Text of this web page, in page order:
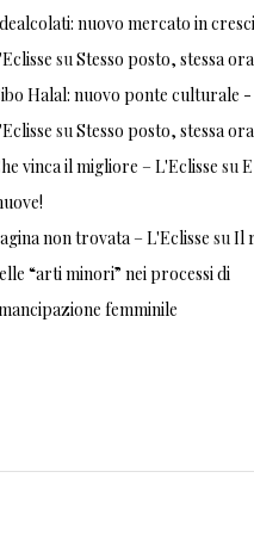
nuovo mercato in
suStesso posto, stessa ora
Halal: nuovo ponte culturale -
suStesso posto, stessa ora
vinca il migliore – L'Eclisse su
non trovata – L'Eclisse suIl
“arti minori” nei processi di
femminile